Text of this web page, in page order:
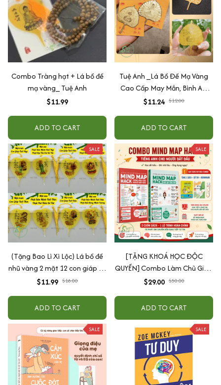
Combo Tràng hạt + Lá bồ đề
mạ vàng_ Tuệ Anh
$11.99
ADD TO CART
Tuệ Anh _Lá Bồ Đề Mạ Vàng
Cao Cấp May Mắn, Bình An,
Chiêu Tài Lộc
$11.24 $12.00
ADD TO CART
SALE
(Tặng Bao Lì Xì Lộc) Lá bồ đề
nhũ vàng 2 mặt 12 con giáp và
phật bản mệnh, để ốp lưng
quang
$11.99 $18.00
ADD TO CART
SALE
[TẶNG KHOÁ HỌC ĐỘC
QUYỀN] Combo Làm Chủ Giao
Tiếp: Sách Mindmap Giao Tiếp
Cho Người Mới Bắt Đầu
$29.00 $50.00
ADD TO CART
SALE SALE